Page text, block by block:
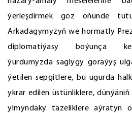
ýerleşdirmek göz öňünde
Arkadagymyzyň we hormatly
diplomatiýasy boýunça
ýurdumyzda saglygy goraýyş
ýetilen sepgitlere, bu ugurda
ykrar edilen üstünliklere,
ylmyndaky täzeliklere aýratyn